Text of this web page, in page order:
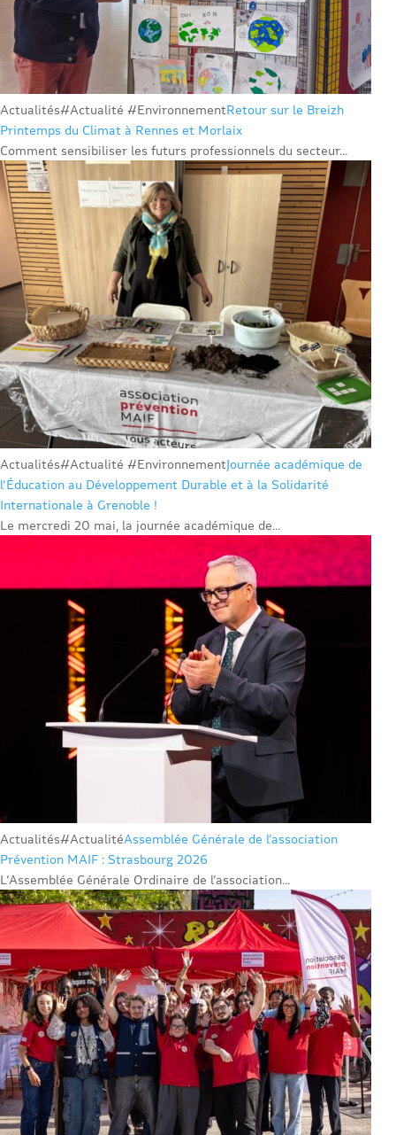
Actualités#Actualité #EnvironnementRetour sur le Breizh
Printemps du Climat à Rennes et Morlaix
Comment sensibiliser les futurs professionnels du secteur...
Actualités#Actualité #EnvironnementJournée académique de
l’Éducation au Développement Durable et à la Solidarité
Internationale à Grenoble !
Le mercredi 20 mai, la journée académique de...
Actualités#ActualitéAssemblée Générale de l’association
Prévention MAIF : Strasbourg 2026
L’Assemblée Générale Ordinaire de l’association...